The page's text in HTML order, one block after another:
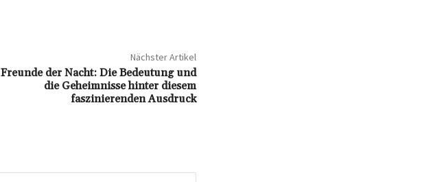
Nächster Artikel
Freunde der Nacht: Die Bedeutung und
die Geheimnisse hinter diesem
faszinierenden Ausdruck